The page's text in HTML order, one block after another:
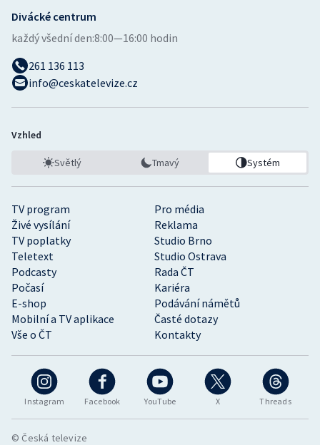
Instagram Facebook YouTube X Threads
TV program
Pro média
Živé vysílání
Reklama
TV poplatky
Studio Brno
Teletext
Studio Ostrava
Podcasty
Rada ČT
Počasí
Kariéra
E-shop
Podávání námětů
Mobilní a TV aplikace
Časté dotazy
Vše o ČT
Kontakty
Divácké centrum
každý všední den:8:00—16:00 hodin
261 136 113
info@ceskatelevize.cz
Vzhled
Světlý Tmavý Systém
© Česká televize